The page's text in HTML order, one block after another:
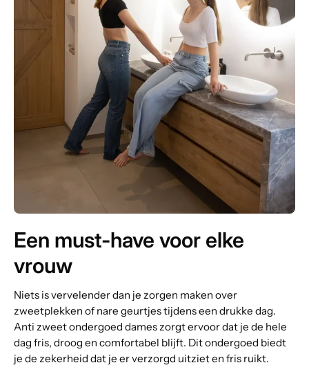
Een must-have voor elke
vrouw
Niets is vervelender dan je zorgen maken over
zweetplekken of nare geurtjes tijdens een drukke dag.
Anti zweet ondergoed dames zorgt ervoor dat je de hele
dag fris, droog en comfortabel blijft. Dit ondergoed biedt
je de zekerheid dat je er verzorgd uitziet en fris ruikt.